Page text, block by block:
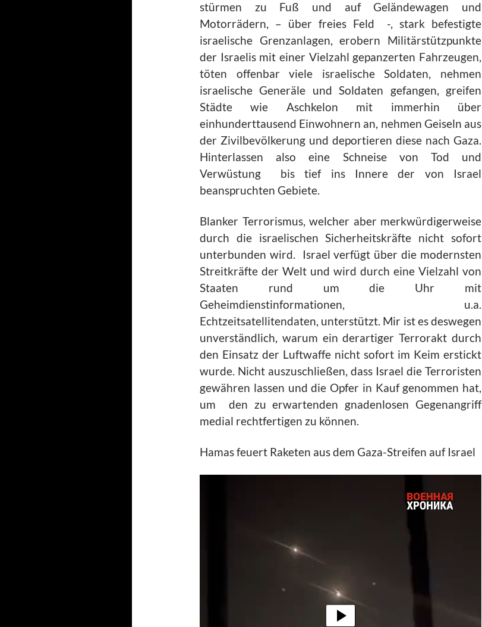
stürmen zu Fuß und auf Geländewagen und
Motorrädern, – über freies Feld -, stark befestigte
israelische Grenzanlagen, erobern Militärstützpunkte
der Israelis mit einer Vielzahl gepanzerten Fahrzeugen,
töten offenbar viele israelische Soldaten, nehmen
israelische Generäle und Soldaten gefangen, greifen
Städte wie Aschkelon mit immerhin über
einhunderttausend Einwohnern an, nehmen Geiseln aus
der Zivilbevölkerung und deportieren diese nach Gaza.
Hinterlassen also eine Schneise von Tod und
Verwüstung bis tief ins Innere der von Israel
beanspruchten Gebiete.
Blanker Terrorismus, welcher aber merkwürdigerweise
durch die israelischen Sicherheitskräfte nicht sofort
unterbunden wird. Israel verfügt über die modernsten
Streitkräfte der Welt und wird durch eine Vielzahl von
Staaten rund um die Uhr mit
Geheimdienstinformationen, u.a.
Echtzeitsatellitendaten, unterstützt. Mir ist es deswegen
unverständlich, warum ein derartiger Terrorakt durch
den Einsatz der Luftwaffe nicht sofort im Keim erstickt
wurde. Nicht auszuschließen, dass Israel die Terroristen
gewähren lassen und die Opfer in Kauf genommen hat,
um den zu erwartenden gnadenlosen Gegenangriff
medial rechtfertigen zu können.
Hamas feuert Raketen aus dem Gaza-Streifen auf Israel